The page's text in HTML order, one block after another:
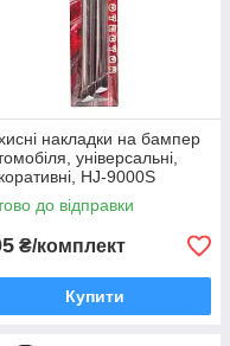
накладки на бампер
універсальні,
HJ-9000S
до відправки
₴/комплект
Купити